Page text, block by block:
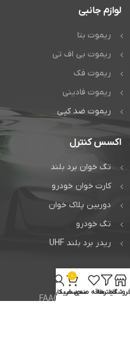
لوازم جانبی
ریموت بتا
ریموت بی اف تی
ریموت فک
ریموت فادینی
ریموت ضد کپی
اکسس کنترل
تگ خوان برد بلند
کارت خوان خودرو
دوربین پلاک خوان
تگ خودرو
ریدر برد بلند UHF
خدمات
تعمیر جک فک FAAC
فروشگاهفیلترهاعلاقه مندی
0
سبد خرید
حساب کاربری من